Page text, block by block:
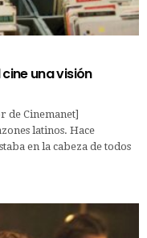
una visión
de Cinemanet]
latinos. Hace
en la cabeza de todos